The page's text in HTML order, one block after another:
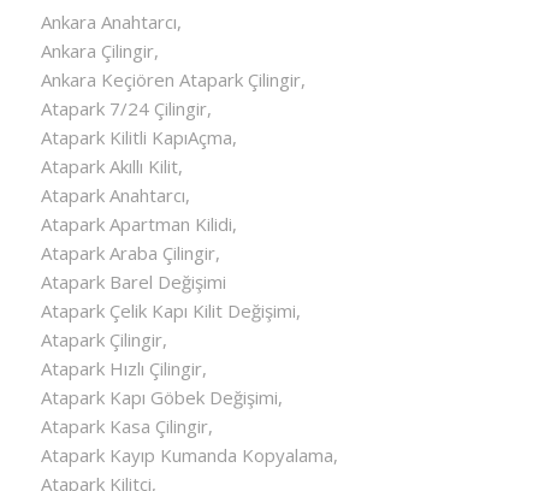
Ankara Anahtarcı,
Ankara Çilingir,
Ankara Keçiören Atapark Çilingir,
Atapark 7/24 Çilingir,
Atapark Kilitli KapıAçma,
Atapark Akıllı Kilit,
Atapark Anahtarcı,
Atapark Apartman Kilidi,
Atapark Araba Çilingir,
Atapark Barel Değişimi
Atapark Çelik Kapı Kilit Değişimi,
Atapark Çilingir,
Atapark Hızlı Çilingir,
Atapark Kapı Göbek Değişimi,
Atapark Kasa Çilingir,
Atapark Kayıp Kumanda Kopyalama,
Atapark Kilitçi,